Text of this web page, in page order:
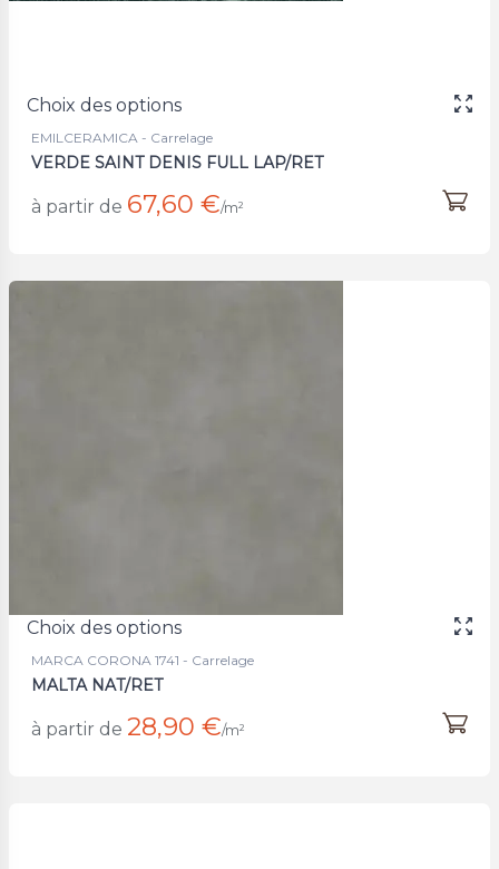
Choix des options
EMILCERAMICA - Carrelage
VERDE SAINT DENIS FULL LAP/RET
à partir de 67,60 €/m²
Choix des options
MARCA CORONA 1741 - Carrelage
MALTA NAT/RET
à partir de 28,90 €/m²